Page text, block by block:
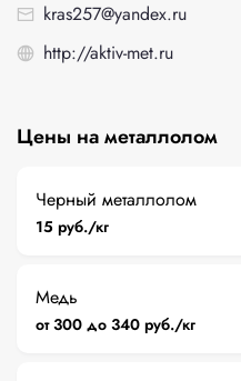
kras257@yandex.ru
http://aktiv-met.ru
Цены на металлолом
Черный металлолом
15 руб./кг
Медь
от 300 до 340 руб./кг